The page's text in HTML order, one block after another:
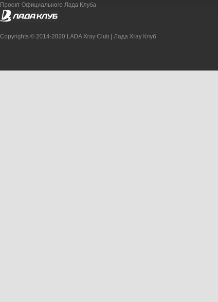
Проект Официального Лада Клуба
Copyrights © 2014-2020 LADA Xray Club | Лада Xray Клуб